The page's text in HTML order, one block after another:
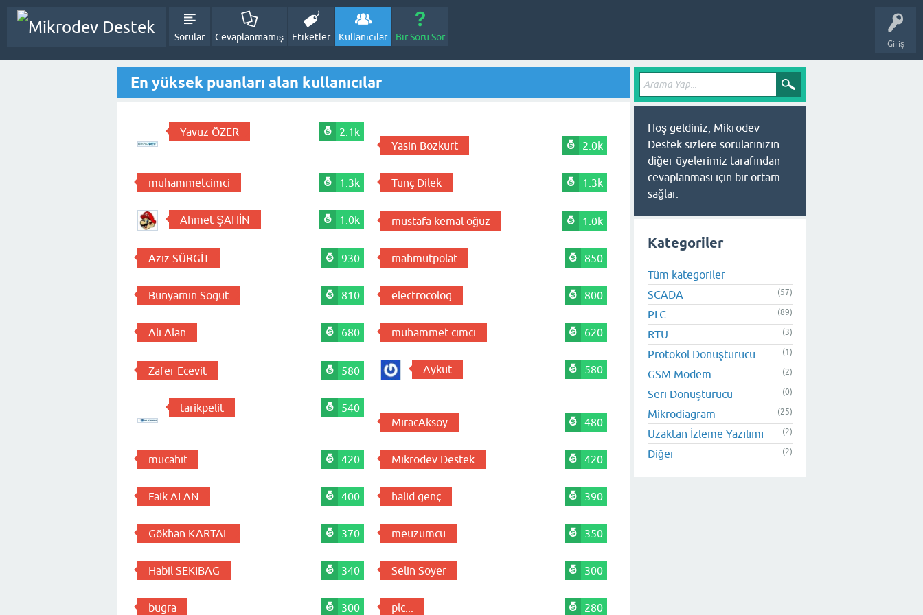
Giriş
Sorular Cevaplanmamış Etiketler Kullanıcılar Bir Soru Sor
En yüksek puanları alan kullanıcılar
Yavuz ÖZER
2.1k
Yasin Bozkurt
2.0k
muhammetcimci 1.3k Tunç Dilek 1.3k
Ahmet ŞAHİN 1.0k mustafa kemal oğuz 1.0k
Aziz SÜRGİT 930 mahmutpolat 850
Bunyamin Sogut 810 electrocolog 800
Ali Alan 680 muhammet cimci 620
Zafer Ecevit 580 Aykut 580
tarikpelit
540
MiracAksoy
480
mücahit 420 Mikrodev Destek 420
Faik ALAN 400 halid genç 390
Gökhan KARTAL 370 meuzumcu 350
Habil SEKIBAG 340 Selin Soyer 300
bugra 300 plc... 280
Hoş geldiniz, Mikrodev
Destek sizlere sorularınızın
diğer üyelerimiz tarafından
cevaplanması için bir ortam
sağlar.
Kategoriler
Tüm kategoriler
SCADA
(57)
PLC (89)
RTU (3)
Protokol Dönüştürücü (1)
GSM Modem (2)
Seri Dönüştürücü (0)
Mikrodiagram (25)
Uzaktan İzleme Yazılımı (2)
Diğer (2)